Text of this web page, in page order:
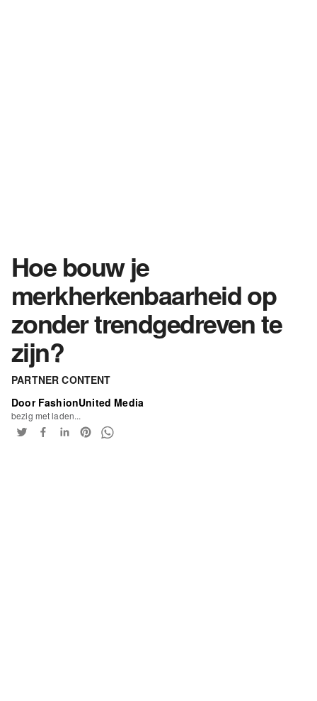
Hoe bouw je
merkherkenbaarheid op
zonder trendgedreven te
zijn?
PARTNER CONTENT
Door FashionUnited Media
bezig met laden...